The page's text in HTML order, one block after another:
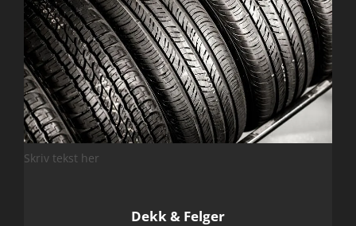
Skriv tekst her
Dekk & Felger